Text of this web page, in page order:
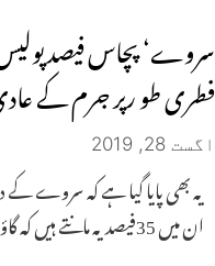
سروے‘ پچاس فیصد
فطری طو رپر جرم کے
اگست 28, 2019
یہ بھی پایا گیا ہے کہ سروے کے
ان میں 35فیصد یہ مانتے ہیں کہ گاؤ ذبیحہ کے معاملات میں ”خاطیوں“ کو ہجوم